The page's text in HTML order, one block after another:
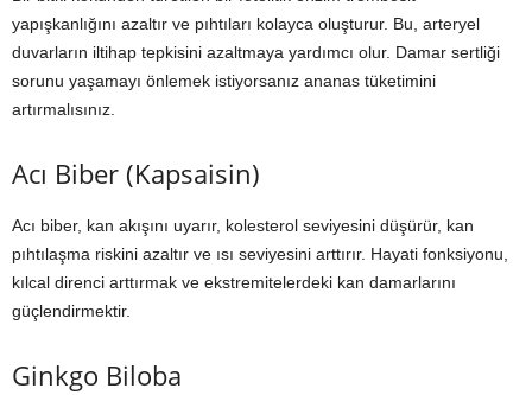
yapışkanlığını azaltır ve pıhtıları kolayca oluşturur. Bu, arteryel
duvarların iltihap tepkisini azaltmaya yardımcı olur. Damar sertliği
sorunu yaşamayı önlemek istiyorsanız ananas tüketimini
artırmalısınız.
Acı Biber (Kapsaisin)
Acı biber, kan akışını uyarır, kolesterol seviyesini düşürür, kan
pıhtılaşma riskini azaltır ve ısı seviyesini arttırır. Hayati fonksiyonu,
kılcal direnci arttırmak ve ekstremitelerdeki kan damarlarını
güçlendirmektir.
Ginkgo Biloba